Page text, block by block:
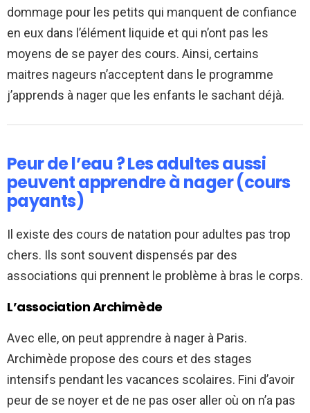
dommage pour les petits qui manquent de confiance
en eux dans l’élément liquide et qui n’ont pas les
moyens de se payer des cours. Ainsi, certains
maitres nageurs n’acceptent dans le programme
j’apprends à nager que les enfants le sachant déjà.
Peur de l’eau ? Les adultes aussi
peuvent apprendre à nager (cours
payants)
Il existe des cours de natation pour adultes pas trop
chers. Ils sont souvent dispensés par des
associations qui prennent le problème à bras le corps.
L’association Archimède
Avec elle, on peut apprendre à nager à Paris.
Archimède propose des cours et des stages
intensifs pendant les vacances scolaires. Fini d’avoir
peur de se noyer et de ne pas oser aller où on n’a pas